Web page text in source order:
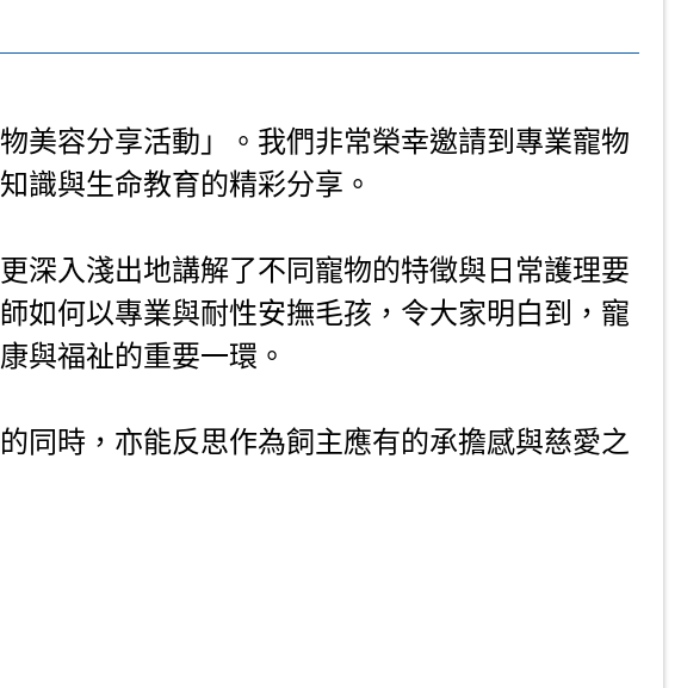
美容分享活動」。我們非常榮幸邀請到專業寵物
識與生命教育的精彩分享。
深入淺出地講解了不同寵物的特徵與日常護理要
如何以專業與耐性安撫毛孩，令大家明白到，寵
與福祉的重要一環。
同時，亦能反思作為飼主應有的承擔感與慈愛之